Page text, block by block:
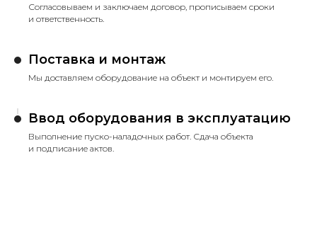
Согласовываем и заключаем договор, прописываем сроки
и ответственность.
Поставка и монтаж
Мы доставляем оборудование на объект и монтируем его.
Ввод оборудования в эксплуатацию
Выполнение пуско-наладочных работ. Сдача объекта
и подписание актов.